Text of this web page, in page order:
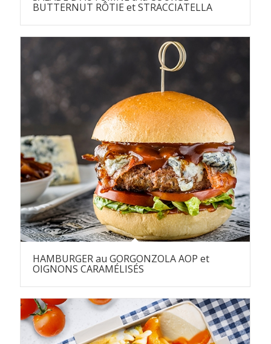
BUTTERNUT RÔTIE et STRACCIATELLA
HAMBURGER au GORGONZOLA AOP et
OIGNONS CARAMÉLISÉS